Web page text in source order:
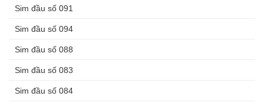
Sim đầu số 091
Sim đầu số 094
Sim đầu số 088
Sim đầu số 083
Sim đầu số 084